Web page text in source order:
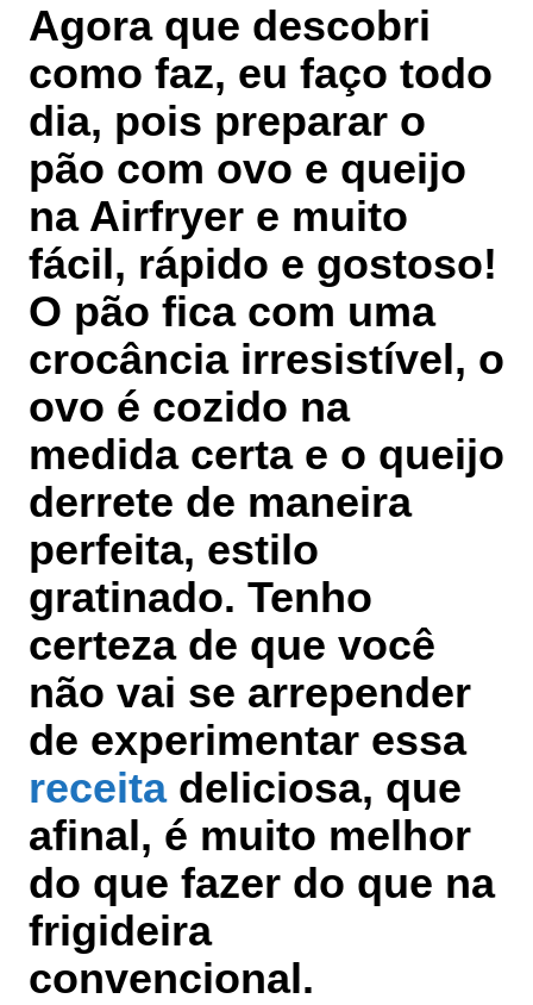
Agora que descobri
como faz, eu faço todo
dia, pois preparar o
pão com ovo e queijo
na Airfryer e muito
fácil, rápido e gostoso!
O pão fica com uma
crocância irresistível, o
ovo é cozido na
medida certa e o queijo
derrete de maneira
perfeita, estilo
gratinado. Tenho
certeza de que você
não vai se arrepender
de experimentar essa
receitadeliciosa, que
afinal, é muito melhor
do que fazer do que na
frigideira
convencional.